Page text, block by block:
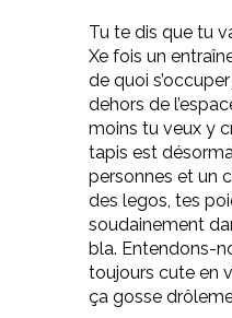
Tu te dis que tu
Xe fois un
de quoi
dehors de
moins tu veux y
tapis est
personnes et un
des legos, tes
soudainement
bla. Entendons-
toujours cute en
ça gosse